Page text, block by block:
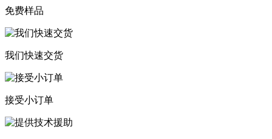
免费样品
我们快速交货
接受小订单